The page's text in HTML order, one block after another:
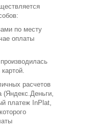
по месту
оплаты
расчетов
(Яндекс.Деньги,
платеж InPlat,